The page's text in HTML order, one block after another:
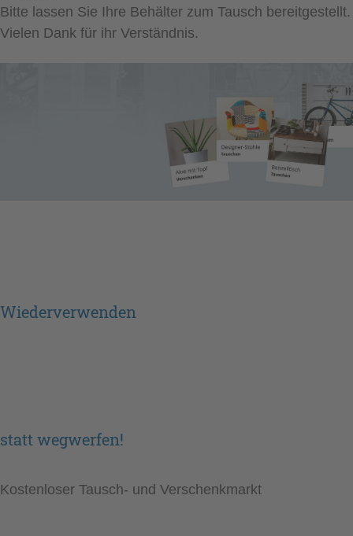
Bitte lassen Sie Ihre Behälter zum Tausch bereitgestellt.
Vielen Dank für ihr Verständnis.
Wiederverwenden
statt wegwerfen!
Kostenloser Tausch- und Verschenkmarkt